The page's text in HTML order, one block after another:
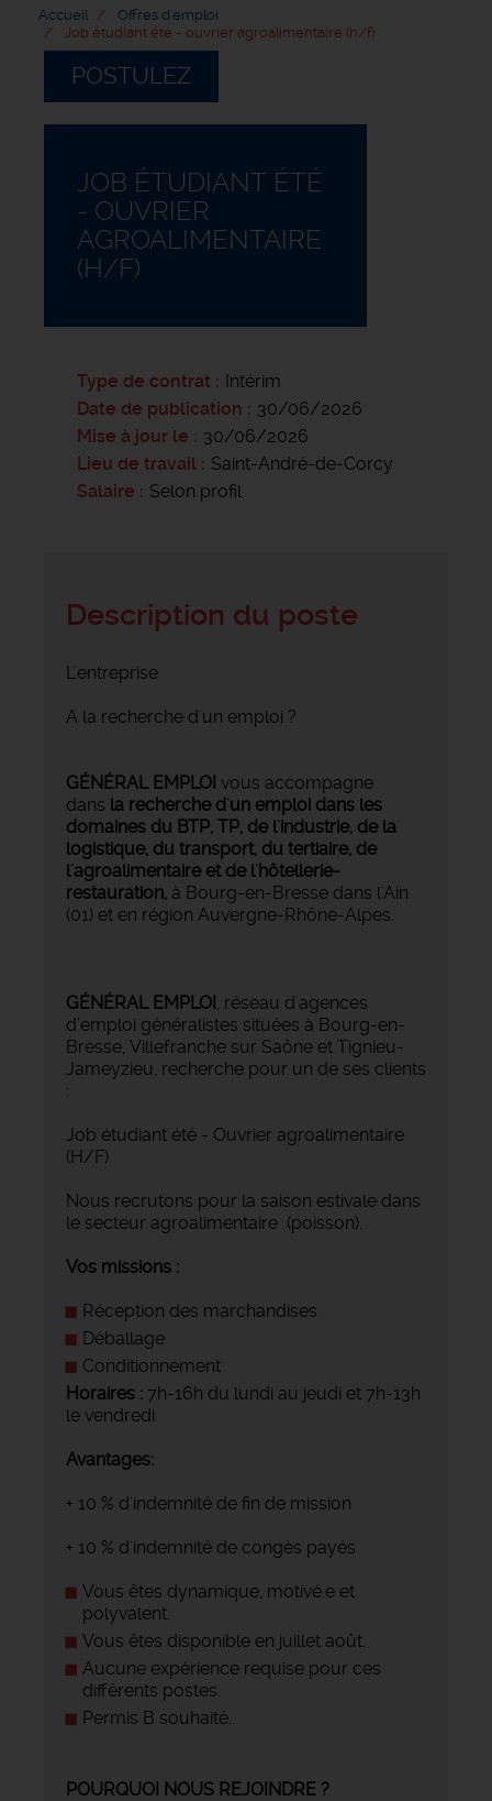
Accueil
Offres d'emploi
Job étudiant été - ouvrier agroalimentaire (h/f)
POSTULEZ
JOB ÉTUDIANT ÉTÉ
- OUVRIER
AGROALIMENTAIRE
(H/F)
Type de contrat
Intérim
Date de publication
30/06/2026
Mise à jour le
30/06/2026
Lieu de travail
Saint-André-de-Corcy
Salaire
Selon profil
Description du poste
L'entreprise
A la recherche d'un emploi ?
GÉNÉRAL EMPLOI vous accompagne
dans la recherche d'un emploi dans les
domaines du BTP, TP, de l'industrie, de la
logistique, du transport, du tertiaire, de
l'agroalimentaire et de l'hôtellerie-
restauration, à Bourg-en-Bresse dans l'Ain
(01) et en région Auvergne-Rhône-Alpes.
GÉNÉRAL EMPLOI , réseau d'agences
d’emploi généralistes situées à Bourg-en-
Bresse, Villefranche sur Saône et Tignieu-
Jameyzieu, recherche pour un de ses clients
:
Job étudiant été - Ouvrier agroalimentaire
(H/F)
Nous recrutons pour la saison estivale dans
le secteur agroalimentaire (poisson).
Vos missions :
Réception des marchandises
Déballage
Conditionnement
Horaires : 7h-16h du lundi au jeudi et 7h-13h
le vendredi
Avantages:
+ 10 % d'indemnité de fin de mission
+ 10 % d'indemnité de congès payés
Vous êtes dynamique, motivé.e et
polyvalent.
Vous êtes disponible en juillet août.
Aucune expérience requise pour ces
différents postes.
Permis B souhaité.
POURQUOI NOUS REJOINDRE ?